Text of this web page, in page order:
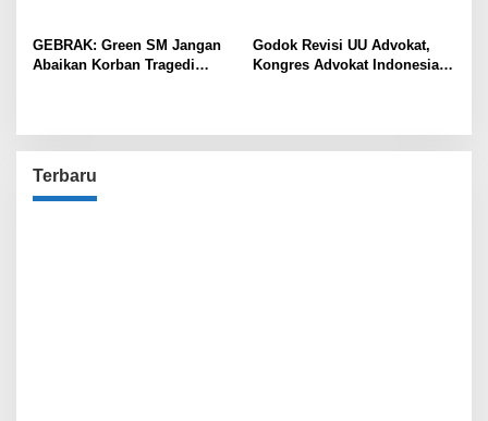
GEBRAK: Green SM Jangan
Abaikan Korban Tragedi
Godok Revisi UU Advokat,
Kongres Advokat Indonesia :
Terbaru